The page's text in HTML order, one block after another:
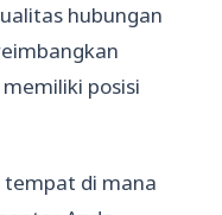
hubungan
posisi
di mana